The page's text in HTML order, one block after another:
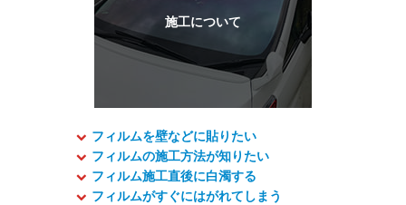
フィルムを壁などに貼りたい
フィルムの施工方法が知りたい
フィルム施工直後に白濁する
フィルムがすぐにはがれてしまう